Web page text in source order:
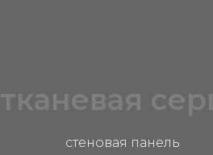
тканевая
стеновая панель